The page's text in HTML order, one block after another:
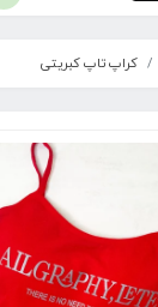
کراپ تاپ کبریتی